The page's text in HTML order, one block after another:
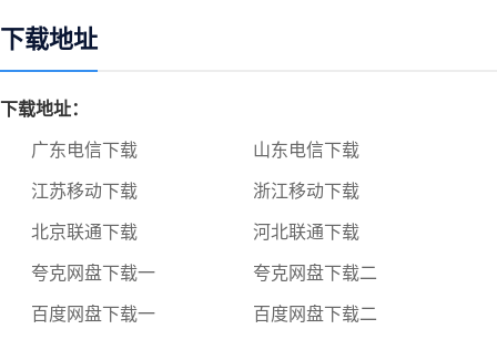
下载地址
下载地址：
广东电信下载 山东电信下载
江苏移动下载 浙江移动下载
北京联通下载 河北联通下载
夸克网盘下载一 夸克网盘下载二
百度网盘下载一 百度网盘下载二